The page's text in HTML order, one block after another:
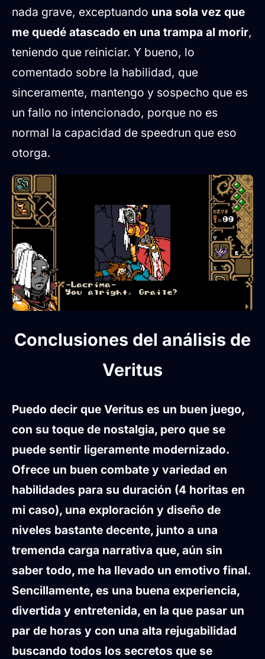
nada grave, exceptuando una sola vez que
me quedé atascado en una trampa al morir,
teniendo que reiniciar. Y bueno, lo
comentado sobre la habilidad, que
sinceramente, mantengo y sospecho que es
un fallo no intencionado, porque no es
normal la capacidad de speedrun que eso
otorga.
Conclusiones del análisis de
Veritus
Puedo decir que Veritus es un buen juego,
con su toque de nostalgia, pero que se
puede sentir ligeramente modernizado.
Ofrece un buen combate y variedad en
habilidades para su duración (4 horitas en
mi caso), una exploración y diseño de
niveles bastante decente, junto a una
tremenda carga narrativa que, aún sin
saber todo, me ha llevado un emotivo final.
Sencillamente, es una buena experiencia,
divertida y entretenida, en la que pasar un
par de horas y con una alta rejugabilidad
buscando todos los secretos que se